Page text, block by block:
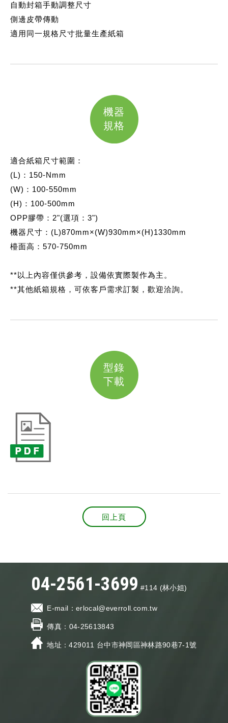
自動封箱手動調整尺寸
側邊皮帶傳動
適用同一規格尺寸批量生產紙箱
機器
規格
適合紙箱尺寸範圍：
(L)：150-Nmm
(W)：100-550mm
(H)：100-500mm
OPP膠帶：2"(選項：3")
機器尺寸：(L)870mm×(W)930mm×(H)1330mm
檯面高：570-750mm
**以上內容僅供參考，設備依實際製作為主。
**其他紙箱規格，可依客戶需求訂製，歡迎洽詢。
型錄
下載
回上頁
04-2561-3699 #114 (林小姐)
E-mail： erlocal@everroll.com.tw
傳真： 04-25613843
地址：429011 台中市神岡區神林路90巷7-1號